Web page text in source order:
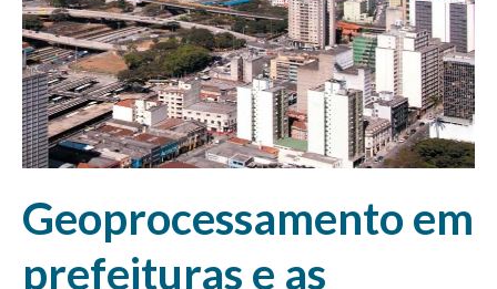
Geoprocessamento em
prefeituras e as